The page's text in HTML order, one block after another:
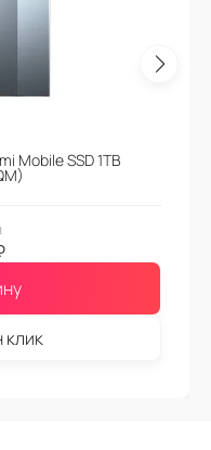
Mobile SSD 1TB
клик